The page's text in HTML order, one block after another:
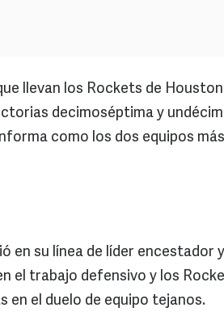
llevan los Rockets de Houston
decimoséptima y
como los dos equipos
en su línea de líder encestador
el trabajo defensivo y los
en el duelo de equipo tejanos.